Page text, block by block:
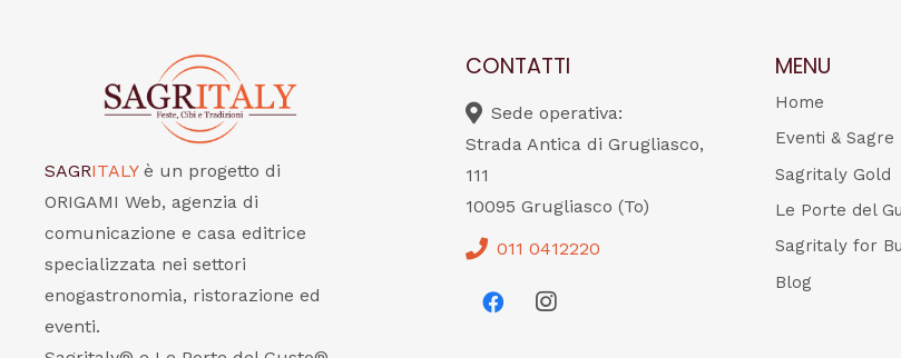
SAGRITALY è un progetto di
ORIGAMI Web, agenzia di
comunicazione e casa editrice
specializzata nei settori
enogastronomia, ristorazione ed
eventi.
CONTATTI
Sede operativa:
Strada Antica di Grugliasco,
111
10095 Grugliasco (To)
011 0412220
MENU
Home
Eventi & Sagre
Sagritaly Gold
Le Porte del
Sagritaly for
Blog